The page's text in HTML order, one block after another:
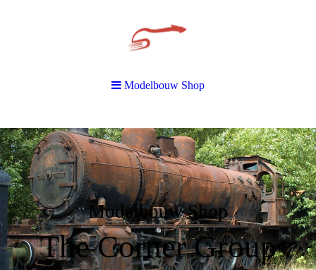
Modelbouw Shop
The Corner Group
Modelbouw Shop